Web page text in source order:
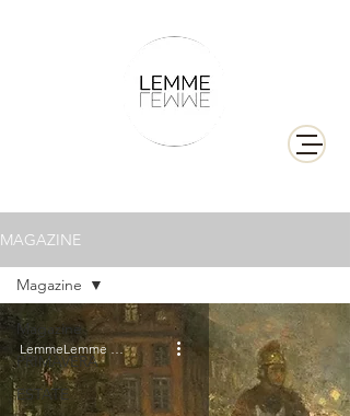
MAGAZINE
Magazine
PRIMAVERA
ESTATE
Magazine
LemmeLemme Collective